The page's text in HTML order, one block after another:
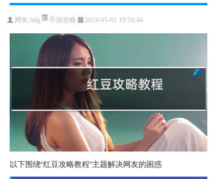
网友:hdg 手游攻略 2024-05-01 19:54:44
以下围绕“红豆攻略教程”主题解决网友的困惑